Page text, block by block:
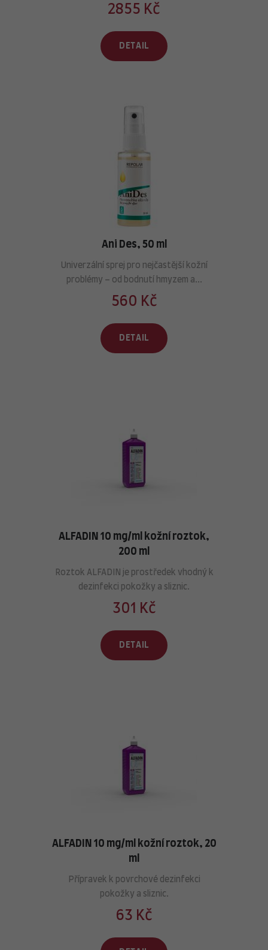
2855 Kč
DETAIL
Ani Des, 50 ml
Univerzální sprej pro nejčastější kožní
problémy – od bodnutí hmyzem a...
560 Kč
DETAIL
ALFADIN 10 mg/ml kožní roztok,
200 ml
Roztok ALFADIN je prostředek vhodný k
dezinfekci pokožky a sliznic.
301 Kč
DETAIL
ALFADIN 10 mg/ml kožní roztok, 20
ml
Přípravek k povrchové dezinfekci
pokožky a sliznic.
63 Kč